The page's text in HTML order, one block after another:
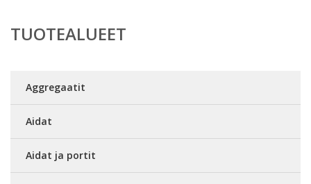
TUOTEALUEET
Aggregaatit
Aidat
Aidat ja portit